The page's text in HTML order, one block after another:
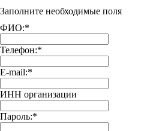
Заполните необходимые поля
ФИО:*
Телефон:*
E-mail:*
ИНН организации
Пароль:*